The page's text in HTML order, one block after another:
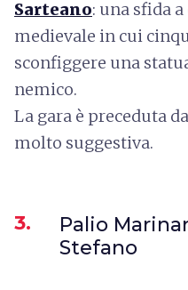
Sarteano: una sfida
medievale in cui
sconfiggere una
nemico.
La gara è preceduta
molto suggestiva.
3.
Palio
Stefano